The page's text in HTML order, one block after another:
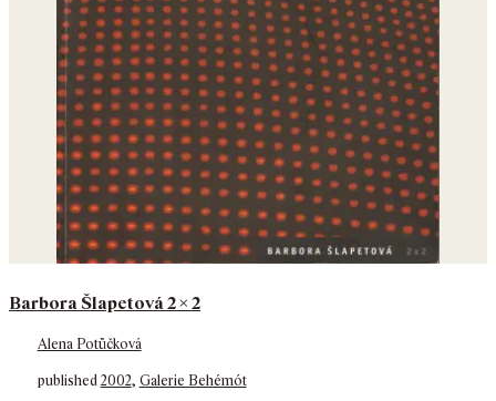
Barbora Šlapetová 2 x 2
Alena Potůčková
published 2002, Galerie Behémót